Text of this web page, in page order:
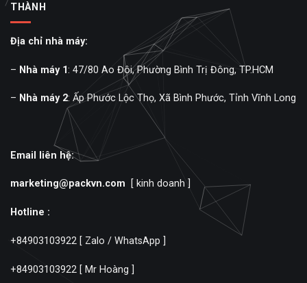
THÀNH
Địa chỉ nhà máy:
– Nhà máy 1: 47/80 Ao Đôi, Phường Bình Trị Đông, TP.HCM
– Nhà máy 2: Ấp Phước Lộc Thọ, Xã Bình Phước, Tỉnh Vĩnh Long
Email liên hệ:
marketing@packvn.com [ kinh doanh ]
Hotline :
+84903103922 [ Zalo / WhatsApp ]
+84903103922 [ Mr Hoàng ]